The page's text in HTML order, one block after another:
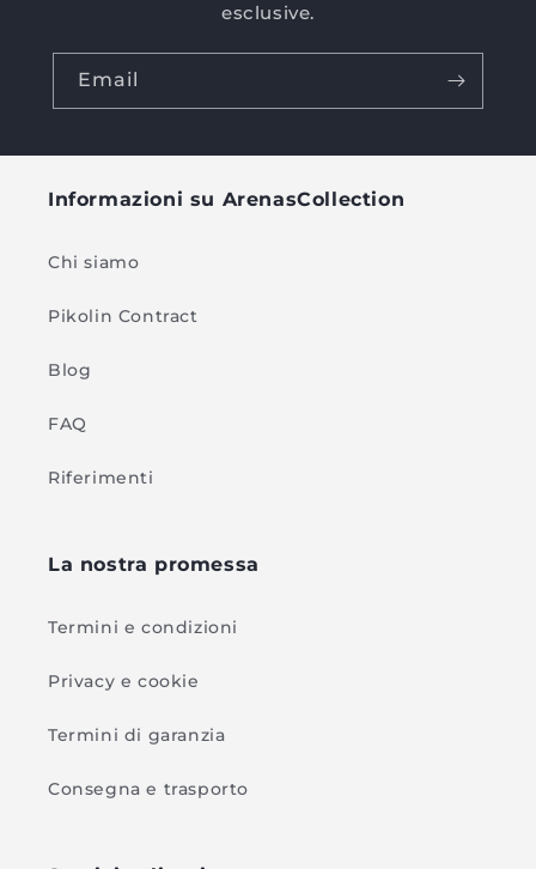
esclusive.
Email
Informazioni su ArenasCollection
Chi siamo
Pikolin Contract
Blog
FAQ
Riferimenti
La nostra promessa
Termini e condizioni
Privacy e cookie
Termini di garanzia
Consegna e trasporto